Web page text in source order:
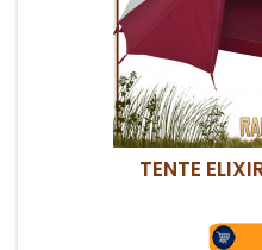
TENTE